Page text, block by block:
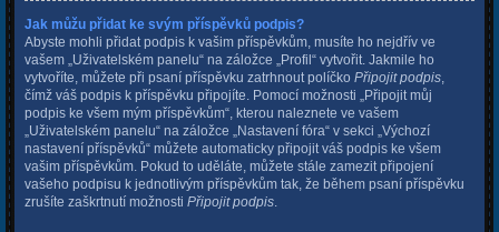
Jak můžu přidat ke svým příspěvků podpis?
Abyste mohli přidat podpis k vašim příspěvkům, musíte ho nejdřív ve
vašem „Uživatelském panelu“ na záložce „Profil“ vytvořit. Jakmile ho
vytvoříte, můžete při psaní příspěvku zatrhnout políčko Připojit podpis
čímž váš podpis k příspěvku připojíte. Pomocí možnosti „Připojit můj
podpis ke všem mým příspěvkům“, kterou naleznete ve vašem
„Uživatelském panelu“ na záložce „Nastavení fóra“ v sekci „Výchozí
nastavení příspěvků“ můžete automaticky připojit váš podpis ke všem
vašim příspěvkům. Pokud to uděláte, můžete stále zamezit připojení
vašeho podpisu k jednotlivým příspěvkům tak, že během psaní příspěvku
zrušíte zaškrtnutí možnosti Připojit podpis